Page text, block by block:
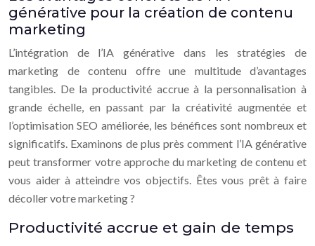
générative pour la création de contenu
marketing
L’intégration de l’IA générative dans les stratégies de
marketing de contenu offre une multitude d’avantages
tangibles. De la productivité accrue à la personnalisation à
grande échelle, en passant par la créativité augmentée et
l’optimisation SEO améliorée, les bénéfices sont nombreux et
significatifs. Examinons de plus près comment l’IA générative
peut transformer votre approche du marketing de contenu et
vous aider à atteindre vos objectifs. Êtes vous prêt à faire
décoller votre marketing ?
Productivité accrue et gain de temps